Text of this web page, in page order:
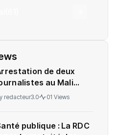
de deux
au Mali
une
redacteur3.0 01 Views
publique : La RDC